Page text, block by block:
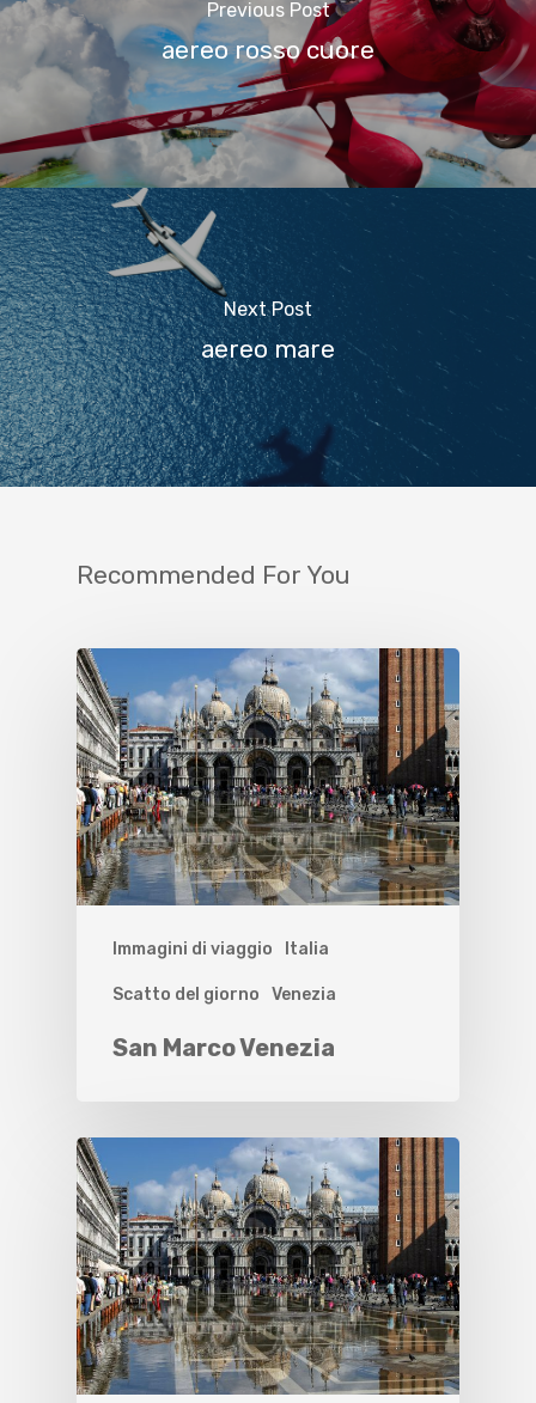
Previous Post
aereo rosso cuore
Next Post
aereo mare
Recommended For You
Immagini di viaggio Italia
Scatto del giorno Venezia
San Marco Venezia